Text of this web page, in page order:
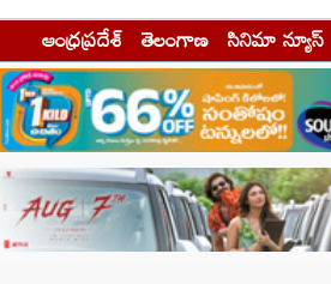
ఆంధ్రప్రదేశ్ తెలంగాణ సినిమా న్యూస్